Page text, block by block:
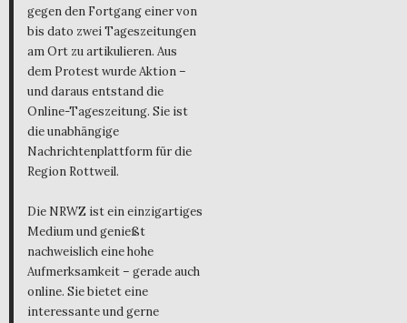
gegen den Fortgang einer von
bis dato zwei Tageszeitungen
am Ort zu artikulieren. Aus
dem Protest wurde Aktion –
und daraus entstand die
Online-Tageszeitung. Sie ist
die unabhängige
Nachrichtenplattform für die
Region Rottweil.
Die NRWZ ist ein einzigartiges
Medium und genießt
nachweislich eine hohe
Aufmerksamkeit – gerade auch
online. Sie bietet eine
interessante und gerne